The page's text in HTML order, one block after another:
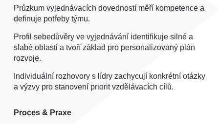
Průzkum vyjednávacích dovedností měří kompetence a
definuje potřeby týmu.
Profil sebedůvěry ve vyjednávání identifikuje silné a
slabé oblasti a tvoří základ pro personalizovaný plán
rozvoje.
Individuální rozhovory s lídry zachycují konkrétní otázky
a výzvy pro stanovení priorit vzdělávacích cílů.
Proces & Praxe